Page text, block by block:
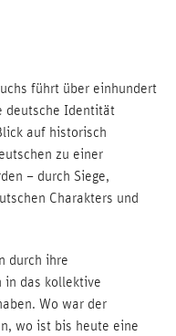
führt über einhundert
deutsche Identität
auf historisch
zu einer
– durch Siege,
Charakters und
durch ihre
in das kollektive
Wo war der
wo ist bis heute eine